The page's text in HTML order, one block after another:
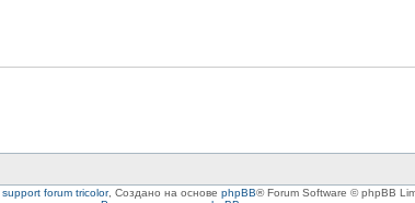
support forum tricolor, Создано на основе phpBB® Forum Software © phpBB